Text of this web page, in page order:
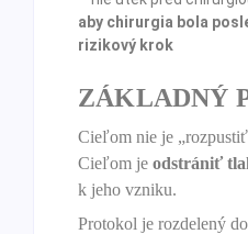
aby chirurgia bola
rizikový krok
ZÁKLADNÝ
Cieľom nie je
Cieľom je odstrániť
k jeho vzniku.
Protokol je rozdelený do